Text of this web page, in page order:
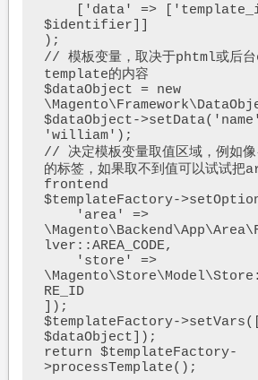
$identifier]]
);
// 模板变量，取决于phtml或后
template的内容
$dataObject = new
$dataObject-
'william');
// 决定模板变量取值区域，例
的标签，如果取不到值可以试试把
frontend
$templateFactory-
lver::AREA_CODE,
RE_ID
]);
$templateFactory-
$dataObject]);
return $templateFactory-
>processTemplate();